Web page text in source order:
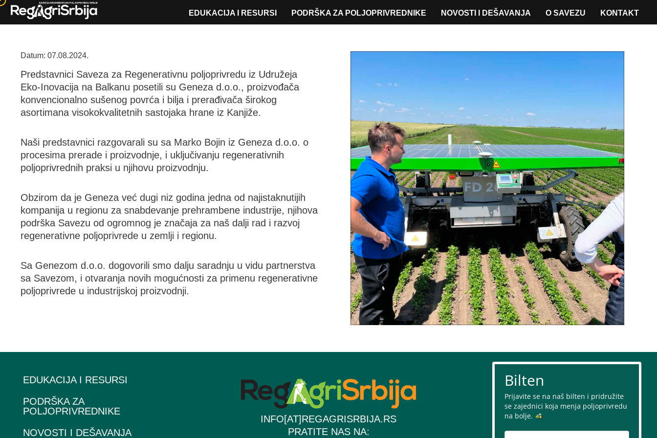
Skip
EDUKACIJA I RESURSI PODRŠKA ZA POLJOPRIVREDNIKE NOVOSTI I DEŠAVANJA O SAVEZU KONTAKT
Datum: 07.08.2024.
Predstavnici Saveza za Regenerativnu poljoprivredu iz Udružeja
Eko-Inovacija na Balkanu posetili su Geneza d.o.o., proizvođača
konvencionalno sušenog povrća i bilja i prerađivača širokog
asortimana visokokvalitetnih sastojaka hrane iz Kanjiže.
Naši predstavnici razgovarali su sa Marko Bojin iz Geneza d.o.o. o
procesima prerade i proizvodnje, i uključivanju regenerativnih
poljoprivrednih praksi u njihovu proizvodnju.
Obzirom da je Geneza već dugi niz godina jedna od najistaknutijih
kompanija u regionu za snabdevanje prehrambene industrije, njihova
podrška Savezu od ogromnog je značaja za naš dalji rad i razvoj
regenerativne poljoprivrede u zemlji i regionu.
Sa Genezom d.o.o. dogovorili smo dalju saradnju u vidu partnerstva
sa Savezom, i otvaranja novih mogućnosti za primenu regenerativne
poljoprivrede u industrijskoj proizvodnji.
EDUKACIJA I RESURSI
PODRŠKA ZA
POLJOPRIVREDNIKE
NOVOSTI I DEŠAVANJA
INFO[AT]REGAGRISRBIJA.RS
PRATITE NAS NA:
Bilten
Prijavite se na naš bilten i pridružite
se zajednici koja menja poljoprivredu
na bolje.